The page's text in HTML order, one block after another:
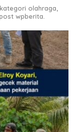
olahraga,
wpberita.